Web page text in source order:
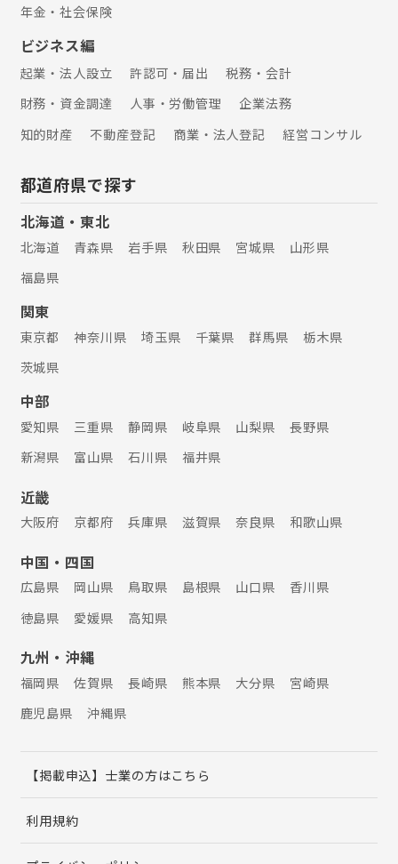
年金・社会保険
ビジネス編
起業・法人設立 許認可・届出
税務・会計
財務・資金調達
人事・労働管理
企業法務
知的財産
不動産登記 商業・法人登記 経営コンサル
都道府県で探す
北海道・東北
北海道 青森県 岩手県 秋田県 宮城県
山形県
福島県
関東
東京都 神奈川県 埼玉県 千葉県 群馬県
栃木県
茨城県
中部
愛知県 三重県 静岡県 岐阜県 山梨県
長野県
新潟県
富山県 石川県 福井県
近畿
大阪府 京都府 兵庫県 滋賀県 奈良県 和歌山県
中国・四国
広島県 岡山県 鳥取県 島根県 山口県
香川県
徳島県
愛媛県 高知県
九州・沖縄
福岡県 佐賀県 長崎県 熊本県 大分県
宮崎県
鹿児島県
沖縄県
【掲載申込】士業の方はこちら
利用規約